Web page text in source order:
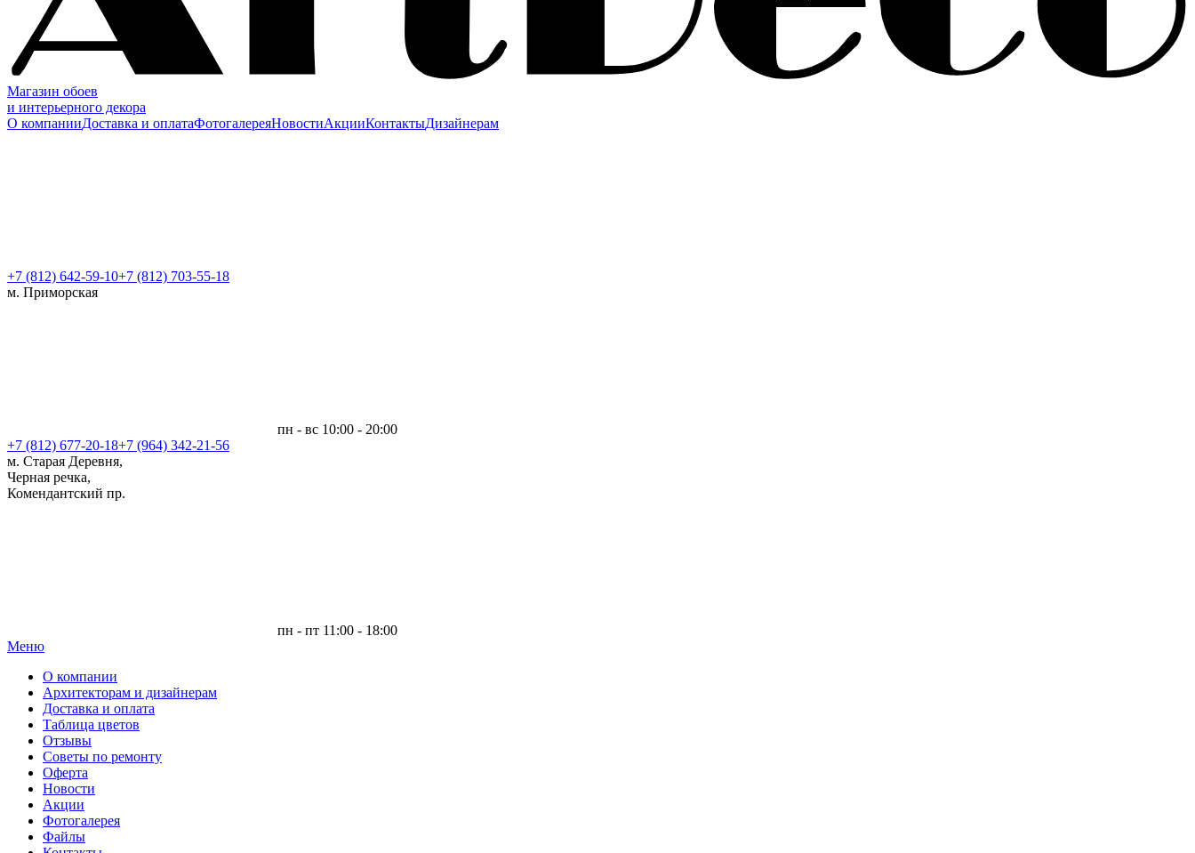
Магазин обоев
и интерьерного декора
О компанииДоставка и оплатаФотогалереяНовостиАкцииКонтактыДизайнерам
+7 (812) 642-59-10+7 (812) 703-55-18
м. Приморская
пн - вс 10:00 - 20:00
+7 (812) 677-20-18+7 (964) 342-21-56
м. Старая Деревня,
Черная речка,
Комендантский пр.
пн - пт 11:00 - 18:00
Меню|
О компании
Архитекторам и дизайнерам
Доставка и оплата
Таблица цветов
Отзывы
Советы по ремонту
Оферта
Новости
Акции
Фотогалерея
Файлы